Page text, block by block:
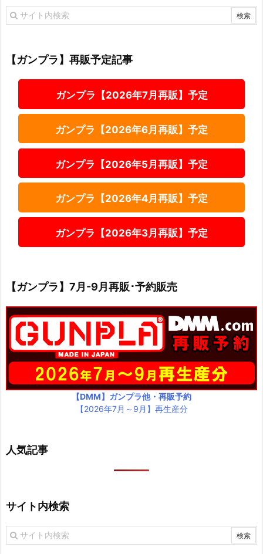
【ガンプラ】再販予定記事
ガンプラ【2026年7月再販】予定
ガンプラ【2026年6月再販】予定
ガンプラ【2026年5月再販】予定
ガンプラ【2026年4月再販】予定
ガンプラ【2026年3月再販】予定
【ガンプラ】7月-9月再販･予約販売
【DMM】ガンプラ他・再販予約
【2026年7月～9月】再生産分
人気記事
サイト内検索